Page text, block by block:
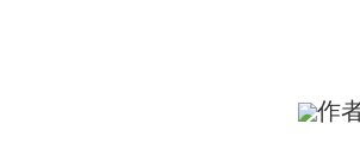
作